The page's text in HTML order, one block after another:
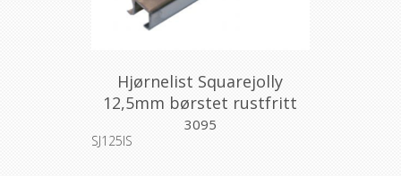
Hjørnelist Squarejolly
12,5mm børstet rustfritt
stål 2,7m
3095
SJ125IS